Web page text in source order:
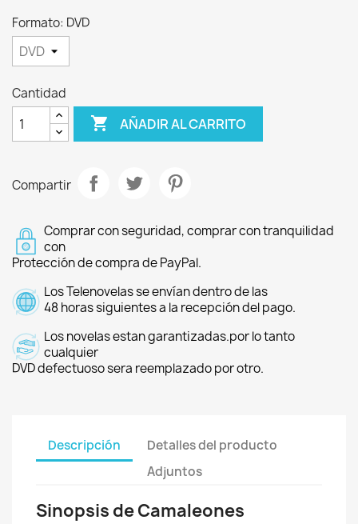
Formato: DVD
Cantidad
 AÑADIR AL CARRITO
Compartir
Comprar con seguridad, comprar con tranquilidad
con
Protección de compra de PayPal.
Los Telenovelas se envían dentro de las
48 horas siguientes a la recepción del pago.
Los novelas estan garantizadas.por lo tanto
cualquier
DVD defectuoso sera reemplazado por otro.
Descripción
Detalles del producto
Adjuntos
Sinopsis de Camaleones